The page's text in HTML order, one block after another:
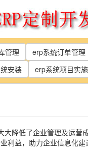
管理 erp系统订单管理
安装 erp系统项目实
大降低了企业管理及运营
益，助力企业信息化建